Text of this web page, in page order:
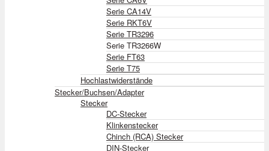
Serie CA14V
Serie RKT6V
Serie TR3296
Serie TR3266W
Serie FT63
Serie T75
Hochlastwiderstände
Stecker/Buchsen/Adapter
Stecker
DC-Stecker
Klinkenstecker
Chinch (RCA) Stecker
DIN-Stecker